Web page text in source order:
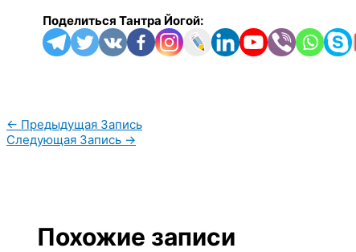
Поделиться Тантра Йогой:
← Предыдущая Запись
Следующая Запись →
Похожие записи